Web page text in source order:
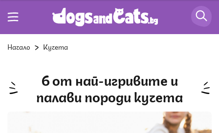
Начало Кучета
6 от най-игривите и
палави породи кучета